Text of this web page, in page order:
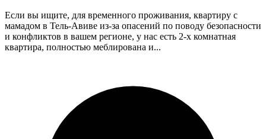
Если вы ищите, для временного проживания, квартиру с
мамадом в Тель-Авиве из-за опасений по поводу безопасности
и конфликтов в вашем регионе, у нас есть 2-х комнатная
квартира, полностью меблирована и...